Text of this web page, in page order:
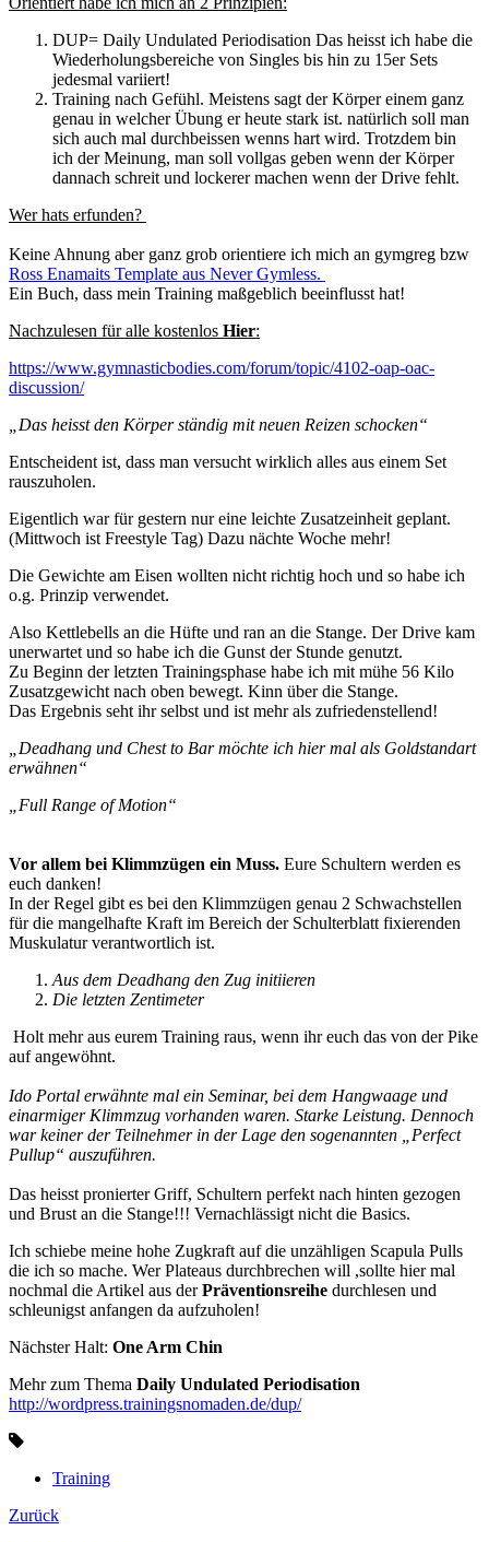
DUP= Daily Undulated Periodisation Das heisst ich habe die
Wiederholungsbereiche von Singles bis hin zu 15er Sets
jedesmal variiert!
Training nach Gefühl. Meistens sagt der Körper einem ganz
genau in welcher Übung er heute stark ist. natürlich soll man
sich auch mal durchbeissen wenns hart wird. Trotzdem bin
ich der Meinung, man soll vollgas geben wenn der Körper
dannach schreit und lockerer machen wenn der Drive fehlt.
Wer hats erfunden?
Keine Ahnung aber ganz grob orientiere ich mich an gymgreg bzw
Ross Enamaits Template aus Never Gymless.
Ein Buch, dass mein Training maßgeblich beeinflusst hat!
Nachzulesen für alle kostenlos Hier:
https://www.gymnasticbodies.com/forum/topic/4102-oap-oac-
discussion/
„Das heisst den Körper ständig mit neuen Reizen schocken“
Entscheident ist, dass man versucht wirklich alles aus einem Set
rauszuholen.
Eigentlich war für gestern nur eine leichte Zusatzeinheit geplant.
(Mittwoch ist Freestyle Tag) Dazu nächte Woche mehr!
Die Gewichte am Eisen wollten nicht richtig hoch und so habe ich
o.g. Prinzip verwendet.
Also Kettlebells an die Hüfte und ran an die Stange. Der Drive kam
unerwartet und so habe ich die Gunst der Stunde genutzt.
Zu Beginn der letzten Trainingsphase habe ich mit mühe 56 Kilo
Zusatzgewicht nach oben bewegt. Kinn über die Stange.
Das Ergebnis seht ihr selbst und ist mehr als zufriedenstellend!
„Deadhang und Chest to Bar möchte ich hier mal als Goldstandart
erwähnen“
„Full Range of Motion“
Vor allem bei Klimmzügen ein Muss. Eure Schultern werden es
euch danken!
In der Regel gibt es bei den Klimmzügen genau 2 Schwachstellen
für die mangelhafte Kraft im Bereich der Schulterblatt fixierenden
Muskulatur verantwortlich ist.
Aus dem Deadhang den Zug initiieren
Die letzten Zentimeter
Holt mehr aus eurem Training raus, wenn ihr euch das von der Pike
auf angewöhnt.
Ido Portal erwähnte mal ein Seminar, bei dem Hangwaage und
einarmiger Klimmzug vorhanden waren. Starke Leistung. Dennoch
war keiner der Teilnehmer in der Lage den sogenannten „Perfect
Pullup“ auszuführen.
Das heisst pronierter Griff, Schultern perfekt nach hinten gezogen
und Brust an die Stange!!! Vernachlässigt nicht die Basics.
Ich schiebe meine hohe Zugkraft auf die unzähligen Scapula Pulls
die ich so mache. Wer Plateaus durchbrechen will ,sollte hier mal
nochmal die Artikel aus derPräventionsreihe durchlesen und
schleunigst anfangen da aufzuholen!
Nächster Halt: One Arm Chin
Mehr zum Thema Daily Undulated Periodisation
http://wordpress.trainingsnomaden.de/dup/
Training
Zurück